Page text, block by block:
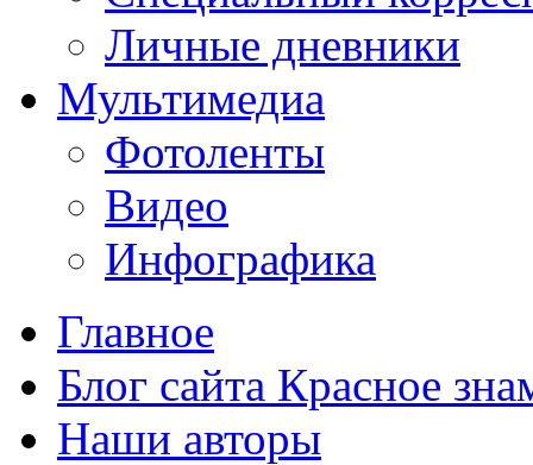
Личные дневники
Мультимедиа
Фотоленты
Видео
Инфографика
Главное
Блог сайта Красное
Наши авторы